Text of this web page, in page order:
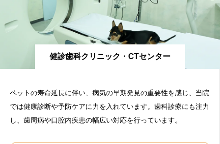
健診歯科クリニック・CTセンター
ペットの寿命延長に伴い、病気の早期発見の重要性を感じ、当院
では健康診断や予防ケアに力を入れています。歯科診療にも注力
し、歯周病や口腔内疾患の幅広い対応を行っています。